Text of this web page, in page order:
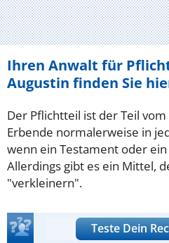
Ihren Anwalt für
Augustin finden Sie
Der Pflichtteil ist der Teil
Erbende normalerweise in
wenn ein Testament oder
Allerdings gibt es ein Mittel,
"verkleinern".
Teste Dein